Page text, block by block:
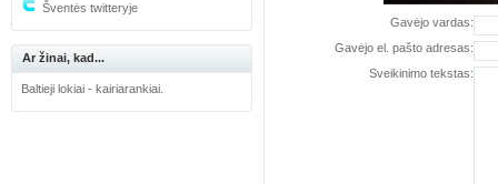
Šventės twitteryje
Ar žinai, kad...
Baltieji lokiai - kairiarankiai.
Gavėjo vardas:
Gavėjo el. pašto adresas:
Sveikinimo tekstas: